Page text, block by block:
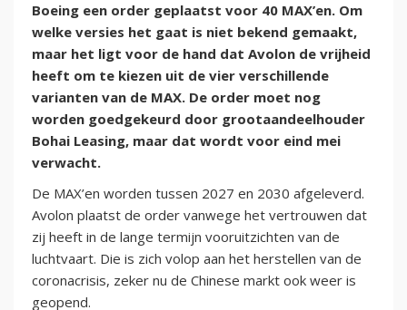
Boeing een order geplaatst voor 40 MAX’en. Om
welke versies het gaat is niet bekend gemaakt,
maar het ligt voor de hand dat Avolon de vrijheid
heeft om te kiezen uit de vier verschillende
varianten van de MAX. De order moet nog
worden goedgekeurd door grootaandeelhouder
Bohai Leasing, maar dat wordt voor eind mei
verwacht.
De MAX’en worden tussen 2027 en 2030 afgeleverd.
Avolon plaatst de order vanwege het vertrouwen dat
zij heeft in de lange termijn vooruitzichten van de
luchtvaart. Die is zich volop aan het herstellen van de
coronacrisis, zeker nu de Chinese markt ook weer is
geopend.